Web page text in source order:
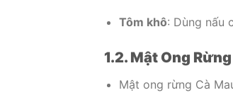
Tôm khô: Dùng nấu
1.2. Mật Ong
Mật ong rừng Cà